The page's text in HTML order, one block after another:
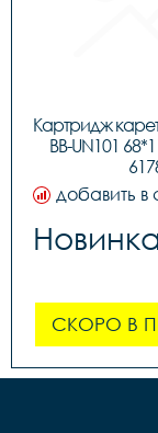
Картридж
BB-UN101
добавить
Новинка
СКОРО В